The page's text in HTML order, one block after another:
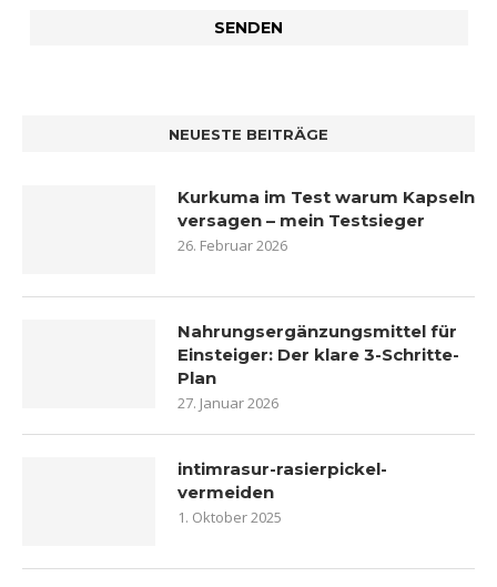
NEUESTE BEITRÄGE
Kurkuma im Test warum Kapseln
versagen – mein Testsieger
26. Februar 2026
Nahrungsergänzungsmittel für
Einsteiger: Der klare 3-Schritte-
Plan
27. Januar 2026
intimrasur-rasierpickel-
vermeiden
1. Oktober 2025